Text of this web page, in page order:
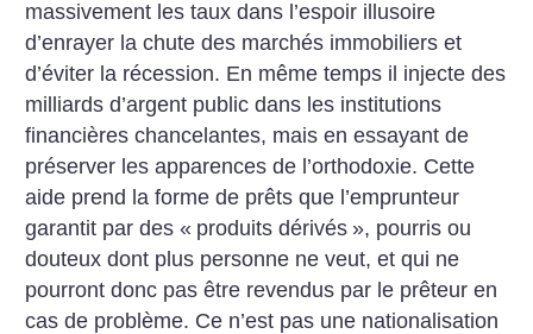
massivement les taux dans l’espoir illusoire
d’enrayer la chute des marchés immobiliers et
d’éviter la récession. En même temps il injecte des
milliards d’argent public dans les institutions
financières chancelantes, mais en essayant de
préserver les apparences de l’orthodoxie. Cette
aide prend la forme de prêts que l’emprunteur
garantit par des « produits dérivés », pourris ou
douteux dont plus personne ne veut, et qui ne
pourront donc pas être revendus par le prêteur en
cas de problème. Ce n’est pas une nationalisation